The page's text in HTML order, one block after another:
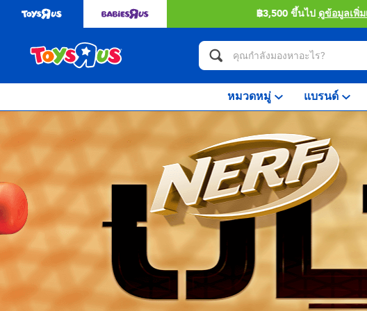
หมวดหมู่ แบรนด์